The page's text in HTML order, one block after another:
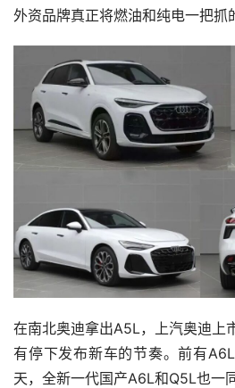
外资品牌真正将燃油和纯电一把抓
在南北奥迪拿出A5L，上汽奥迪上
有停下发布新车的节奏。前有
天，全新一代国产A6L和Q5L也一